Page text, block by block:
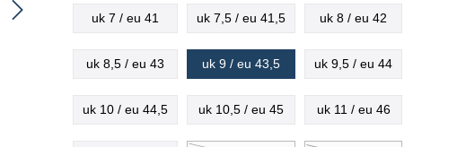
uk 7 / eu 41 uk 7,5 / eu 41,5 uk 8 / eu 42
uk 8,5 / eu 43 uk 9 / eu 43,5 uk 9,5 / eu 44
uk 10 / eu 44,5 uk 10,5 / eu 45 uk 11 / eu 46